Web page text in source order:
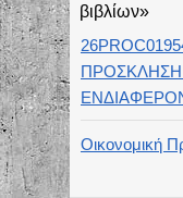
βιβλίων»
Οικονομική